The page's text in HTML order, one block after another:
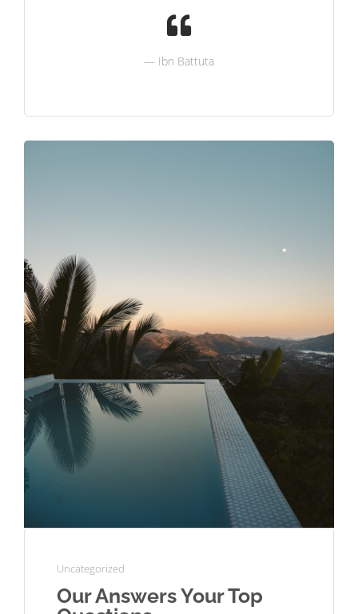
Ibn Battuta
Uncategorized
Our Answers Your Top